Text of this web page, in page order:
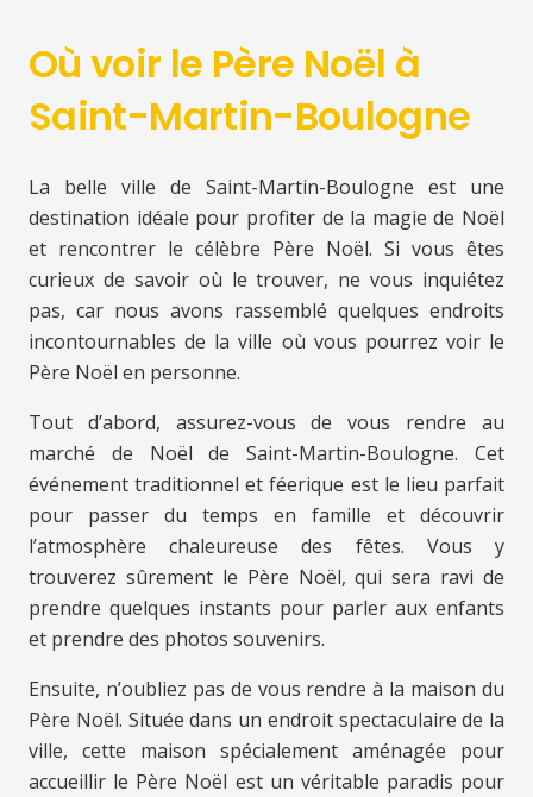
Où voir le Père Noël à
Saint-Martin-Boulogne
La belle ville de Saint-Martin-Boulogne est une
destination idéale pour profiter de la magie de Noël
et rencontrer le célèbre Père Noël. Si vous êtes
curieux de savoir où le trouver, ne vous inquiétez
pas, car nous avons rassemblé quelques endroits
incontournables de la ville où vous pourrez voir le
Père Noël en personne.
Tout d’abord, assurez-vous de vous rendre au
marché de Noël de Saint-Martin-Boulogne. Cet
événement traditionnel et féerique est le lieu parfait
pour passer du temps en famille et découvrir
l’atmosphère chaleureuse des fêtes. Vous y
trouverez sûrement le Père Noël, qui sera ravi de
prendre quelques instants pour parler aux enfants
et prendre des photos souvenirs.
Ensuite, n’oubliez pas de vous rendre à la maison du
Père Noël. Située dans un endroit spectaculaire de la
ville, cette maison spécialement aménagée pour
accueillir le Père Noël est un véritable paradis pour